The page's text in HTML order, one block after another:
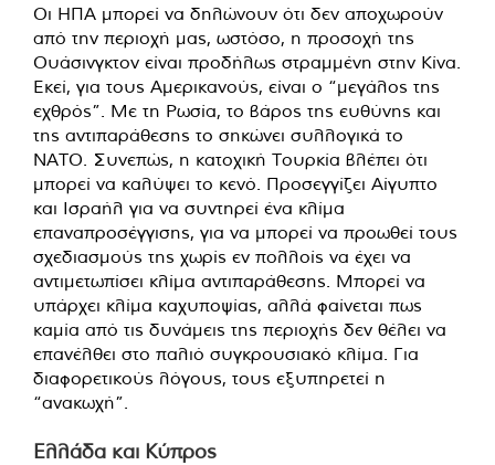
Οι ΗΠΑ μπορεί να δηλώνουν ότι δεν αποχωρούν
από την περιοχή μας, ωστόσο, η προσοχή της
Ουάσινγκτον είναι προδήλως στραμμένη στην Κίνα.
Εκεί, για τους Αμερικανούς, είναι ο “μεγάλος της
εχθρός”. Με τη Ρωσία, το βάρος της ευθύνης και
της αντιπαράθεσης το σηκώνει συλλογικά το
ΝΑΤΟ. Συνεπώς, η κατοχική Τουρκία βλέπει ότι
μπορεί να καλύψει το κενό. Προσεγγίζει Αίγυπτο
και Ισραήλ για να συντηρεί ένα κλίμα
επαναπροσέγγισης, για να μπορεί να προωθεί τους
σχεδιασμούς της χωρίς εν πολλοίς να έχει να
αντιμετωπίσει κλίμα αντιπαράθεσης. Μπορεί να
υπάρχει κλίμα καχυποψίας, αλλά φαίνεται πως
καμία από τις δυνάμεις της περιοχής δεν θέλει να
επανέλθει στο παλιό συγκρουσιακό κλίμα. Για
διαφορετικούς λόγους, τους εξυπηρετεί η
“ανακωχή”.
Ελλάδα και Κύπρος